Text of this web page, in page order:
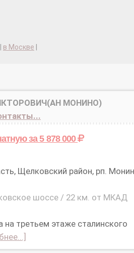
в Москве
МОНИНО)
за 5 878 000
Щелковский район, рп.
шоссе / 22 км. от МКАД
третьем этаже сталинского